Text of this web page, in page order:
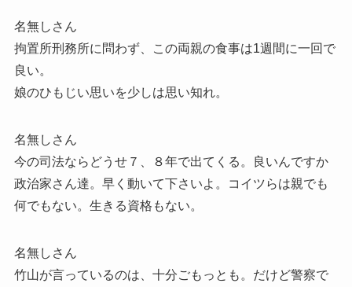
名無しさん
拘置所刑務所に問わず、この両親の食事は1週間に一回で
良い。
娘のひもじい思いを少しは思い知れ。
名無しさん
今の司法ならどうせ７、８年で出てくる。良いんですか
政治家さん達。早く動いて下さいよ。コイツらは親でも
何でもない。生きる資格もない。
名無しさん
竹山が言っているのは、十分ごもっとも。だけど警察で